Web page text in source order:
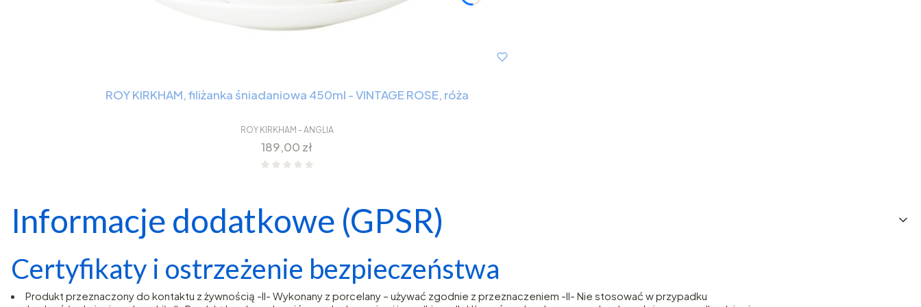
ROY KIRKHAM, filiżanka śniadaniowa 450ml - VINTAGE ROSE, róża
ROY KIRKHAM - ANGLIA
Cena
189,00 zł
Informacje dodatkowe (GPSR)
Certyfikaty i ostrzeżenie bezpieczeństwa
Produkt przeznaczony do kontaktu z żywnością -II- Wykonany z porcelany – używać zgodnie z przeznaczeniem -II- Nie stosować w przypadku